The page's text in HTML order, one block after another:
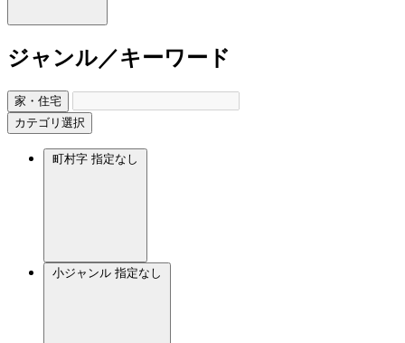
ジャンル／キーワード
家・住宅
カテゴリ選択
町村字 指定なし
小ジャンル 指定なし